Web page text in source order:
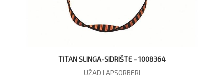
TITAN SLINGA-SIDRIŠTE - 1008364
UŽAD I APSORBERI